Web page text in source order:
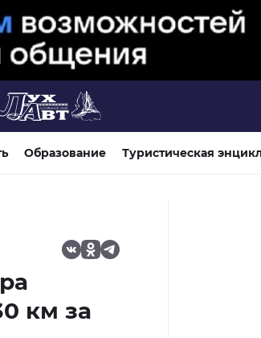
Образование Туристическая
км за